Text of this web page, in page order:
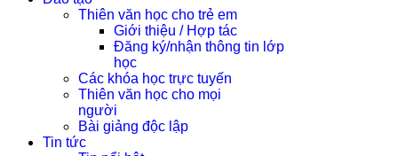
Thiên văn học cho trẻ em
Giới thiệu / Hợp tác
Đăng ký/nhận thông tin lớp
học
Các khóa học trực tuyến
Thiên văn học cho mọi
người
Bài giảng độc lập
Tin tức